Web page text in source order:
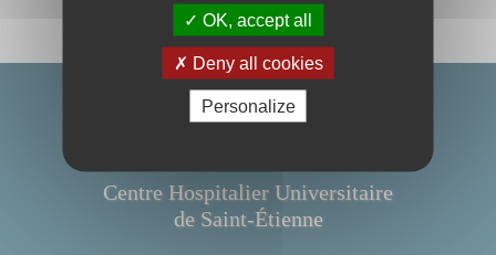
Centre Hospitalier Universitaire
de Saint-Étienne
OK, accept all
Deny all cookies
Personalize